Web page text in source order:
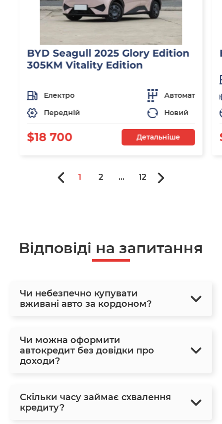
BYD Seagull 2025 Glory Edition
305KM Vitality Edition
Електро
Автомат
Передній
Новий
$18 700 Детальніше
1 2 ... 12
Відповіді на запитання
Чи небезпечно купувати
вживані авто за кордоном?
Чи можна оформити
автокредит без довідки про
доходи?
Скільки часу займає схвалення
кредиту?